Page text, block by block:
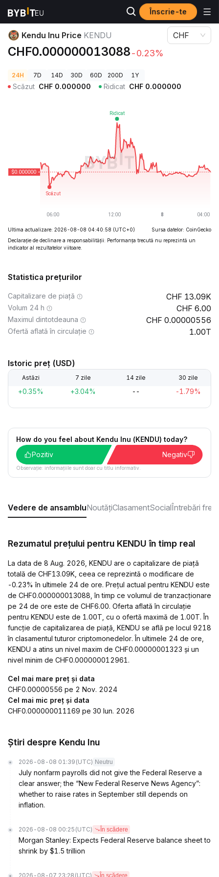
Înscrie-te
Prețuri Crypto
Kendu Inu Price KENDU
CHF0.000000013088-0.23%
CHF
24H 7D 14D 30D 60D 200D 1Y
Scăzut CHF 0.000000 Ridicat CHF 0.000000
Ultima actualizare: 2026-08-08 04:40:58 (UTC+0)
Sursa datelor: CoinGecko
Declarație de declinare a responsabilității: Performanța trecută nu reprezintă un
indicator al rezultatelor viitoare.
Statistica prețurilor
Capitalizare de piață 13.09K
Volum 24 h 6.00
Maximul dintotdeauna 0.00000556
Ofertă aflată în circulație 1.00T
Istoric preț (USD)
Astăzi 7 zile 14 zile 30 zile
+0.35% +3.04% -- -1.79%
How do you feel about Kendu Inu (KENDU) today?
Pozitiv
Negativ
Observație: informațiile sunt doar cu titlu informativ.
Vedere de ansambluNoutățiClasamentSocialÎntrebări
Rezumatul prețului pentru KENDU în timp real
La data de 8 Aug. 2026, KENDU are o capitalizare de piață
totală de CHF13.09K, ceea ce reprezintă o modificare de
-0.23% în ultimele 24 de ore. Prețul actual pentru KENDU este
de CHF0.000000013088, în timp ce volumul de tranzacționare
pe 24 de ore este de CHF6.00. Oferta aflată în circulație
pentru KENDU este de 1.00T, cu o ofertă maximă de 1.00T. În
funcție de capitalizarea de piață, KENDU se află pe locul 9218
în clasamentul tuturor criptomonedelor. În ultimele 24 de ore,
KENDU a atins un nivel maxim de CHF0.00000001323 și un
nivel minim de CHF0.000000012961.
Cel mai mare preț și data
CHF0.00000556 pe 2 Nov. 2024
Cel mai mic preț și data
CHF0.000000011169 pe 30 Iun. 2026
Știri despre Kendu Inu
2026-08-08 01:39 (UTC) Neutru
July nonfarm payrolls did not give the Federal Reserve a
clear answer; the “New Federal Reserve News Agency”:
whether to raise rates in September still depends on
inflation.
2026-08-08 00:25 (UTC) În scădere
Morgan Stanley: Expects Federal Reserve balance sheet to
shrink by $1.5 trillion
2026-08-07 23:28 (UTC) În scădere